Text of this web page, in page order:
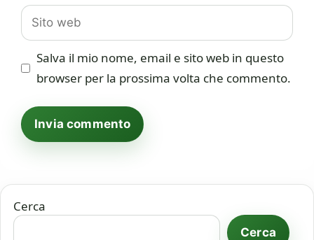
Sito
web
Salva il mio nome, email e sito web in questo
browser per la prossima volta che commento.
Cerca
Cerca